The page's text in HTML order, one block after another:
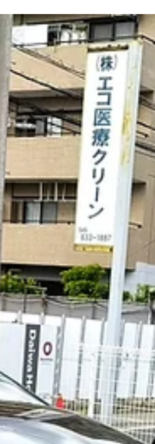
だきありがとうございます✨ 今日から7月がスタート
しました🌻 本格的な夏が近づき、暑い日が続く季節
なりましたね☀️ お出かけやドライブの機会も増える
期ですので、お車のコンディションもしっかり整え
て、快適なカーライフを楽しみましょう😊🚗✨ さて
回は、いつもご利用いただいているリピーター様よ
り、ハイエースの車検整備をご依頼いただきました
✨ いつもご愛顧いただき、誠にありがとうございま
😊 こちらのお客様はR35 GT-Rも所有されており、日
頃からメンテナンスや整備をご依頼いただいており
す🔧 今回は、普段お使いになられているハイエース
車検整備をお任せいただきました。 車検では法定点
はもちろんのこと、ブレーキや足回り、エンジンル
ムなど各部をしっかり点検し、安全にお乗りいただ
るよう丁寧に整備を進めさせていただきました✨ 毎
の生活やお仕事で活躍するハイエースだからこそ、
心してお乗りいただける状態を維持することが大切
す👍 リトルガレージでは、R35 GT-Rをはじめとした